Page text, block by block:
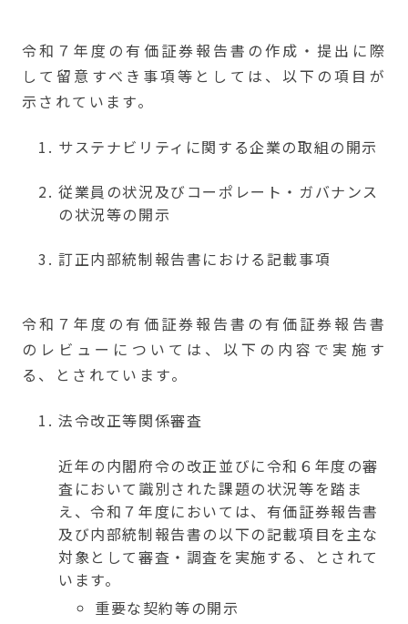
令和７年度の有価証券報告書の作成・提出に際
して留意すべき事項等としては、以下の項目が
示されています。
サステナビリティに関する企業の取組の開示
従業員の状況及びコーポレート・ガバナンス
の状況等の開示
訂正内部統制報告書における記載事項
令和７年度の有価証券報告書の有価証券報告書
のレビューについては、以下の内容で実施す
る、とされています。
法令改正等関係審査
近年の内閣府令の改正並びに令和６年度の審
査において識別された課題の状況等を踏ま
え、令和７年度においては、有価証券報告書
及び内部統制報告書の以下の記載項目を主な
対象として審査・調査を実施する、とされて
います。
重要な契約等の開示